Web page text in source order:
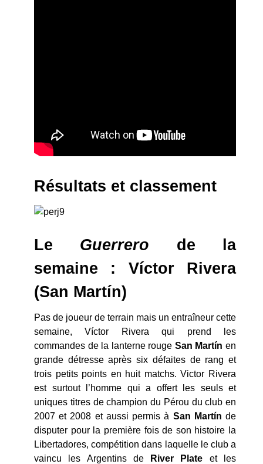
Résultats et classement
Le Guerrero de la
semaine : Víctor Rivera
(San Martín)
Pas de joueur de terrain mais un entraîneur cette
semaine, Víctor Rivera qui prend les
commandes de la lanterne rouge San Martín en
grande détresse après six défaites de rang et
trois petits points en huit matchs. Victor Rivera
est surtout l’homme qui a offert les seuls et
uniques titres de champion du Pérou du club en
2007 et 2008 et aussi permis à San Martín de
disputer pour la première fois de son histoire la
Libertadores, compétition dans laquelle le club a
vaincu les Argentins de
River Plate et les